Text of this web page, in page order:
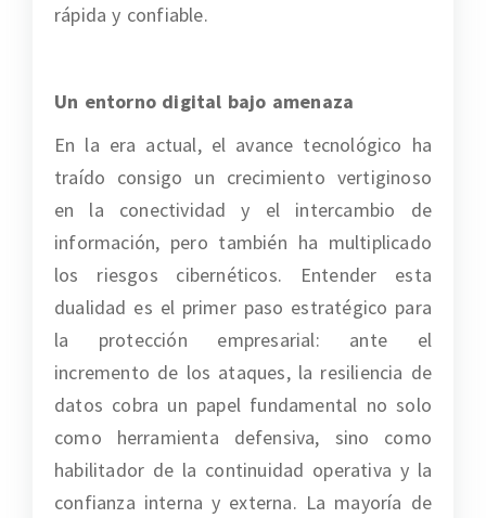
rápida y confiable.
Un entorno digital bajo amenaza
En la era actual, el avance tecnológico ha
traído consigo un crecimiento vertiginoso
en la conectividad y el intercambio de
información, pero también ha multiplicado
los riesgos cibernéticos. Entender esta
dualidad es el primer paso estratégico para
la protección empresarial: ante el
incremento de los ataques, la resiliencia de
datos cobra un papel fundamental no solo
como herramienta defensiva, sino como
habilitador de la continuidad operativa y la
confianza interna y externa. La mayoría de